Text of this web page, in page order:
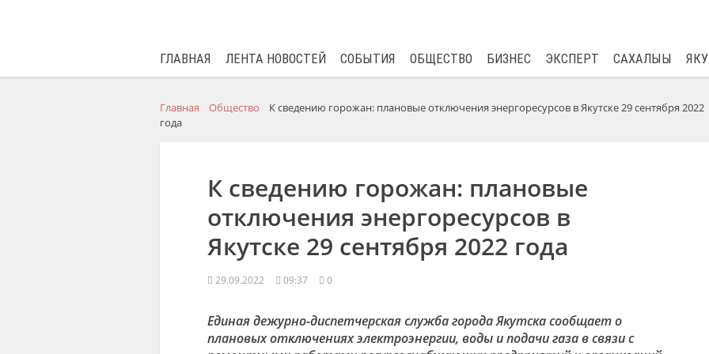
ГЛАВНАЯ ЛЕНТА НОВОСТЕЙ СОБЫТИЯ ОБЩЕСТВО БИЗНЕС ЭКСПЕРТ САХАЛЫЫ
Главная Общество
К сведению горожан: плановые отключения энергоресурсов в Якутске 29 сентября 2022
года
К сведению горожан: плановые
отключения энергоресурсов в
Якутске 29 сентября 2022 года
29.09.2022 09:37 0
Единая дежурно-диспетчерская служба города Якутска сообщает о
плановых отключениях электроэнергии, воды и подачи газа в связи с